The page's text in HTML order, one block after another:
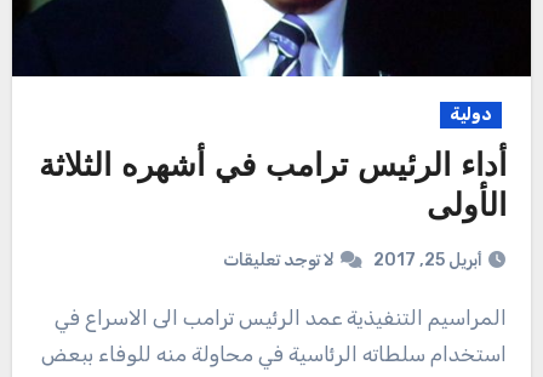
دولية
أداء الرئيس ترامب في أشهره الثلاثة
الأولى
أبريل 25, 2017 لا توجد تعليقات
استخدام سلطاته الرئاسية في محاولة منه للوفاء ببعض